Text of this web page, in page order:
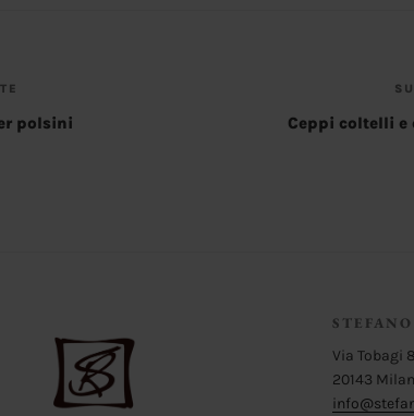
polsini Ceppi coltelli e
Via Tobagi 8
20143